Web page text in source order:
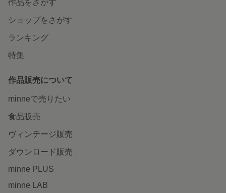
作品をさがす
ショップをさがす
ランキング
特集
作品販売について
minneで売りたい
食品販売
ヴィンテージ販売
ダウンロード販売
minne PLUS
minne LAB